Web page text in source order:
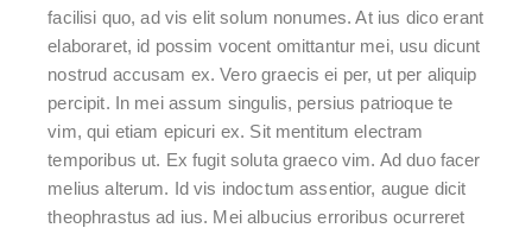
facilisi quo, ad vis elit solum nonumes. At ius dico erant
elaboraret, id possim vocent omittantur mei, usu dicunt
nostrud accusam ex. Vero graecis ei per, ut per aliquip
percipit. In mei assum singulis, persius patrioque te
vim, qui etiam epicuri ex. Sit mentitum electram
temporibus ut. Ex fugit soluta graeco vim. Ad duo facer
melius alterum. Id vis indoctum assentior, augue dicit
theophrastus ad ius. Mei albucius erroribus ocurreret